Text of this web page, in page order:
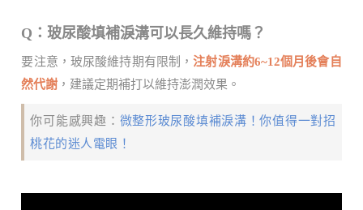
Q：玻尿酸填補淚溝可以長久維持嗎？
要注意，玻尿酸維持期有限制，注射淚溝約6~12個月後會自
然代謝 ，建議定期補打以維持澎潤效果。
你可能感興趣： 微整形玻尿酸填補淚溝！你值得一對招
桃花的迷人電眼！